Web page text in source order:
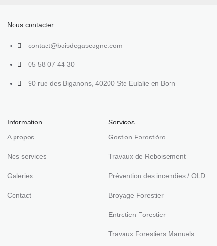
Nous contacter
contact@boisdegascogne.com
05 58 07 44 30
90 rue des Biganons, 40200 Ste Eulalie en Born
Information
A propos
Nos services
Galeries
Contact
Services
Gestion Forestière
Travaux de Reboisement
Prévention des incendies / OLD
Broyage Forestier
Entretien Forestier
Travaux Forestiers Manuels